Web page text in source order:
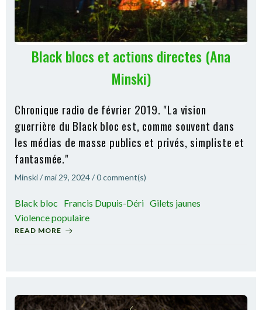
Black blocs et actions directes (Ana
Minski)
Chronique radio de février 2019. "La vision
guerrière du Black bloc est, comme souvent dans
les médias de masse publics et privés, simpliste et
fantasmée."
Minski/mai 29, 2024/0comment(s)
Black bloc Francis Dupuis-Déri Gilets jaunes
Violence populaire
READ MORE